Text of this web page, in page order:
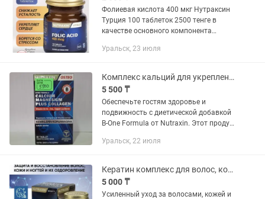
Фолиевая кислота 400 мкг Нутраксин
Турция 100 таблеток 2500 тенге в
качестве основного компонента
витамин группы B (витамин B9),
необходимых...
Уральск, 23 июля
Комплекс кальций для укрепления костей и зубов
5 500 ₸
Обеспечьте гостям здоровье и
подвижность с диетической добавкой
B-One Formula от Nutraxin. Этот продукт
поддерживать крепкое здоровье через
Уральск, 22 июля
Кератин комплекс для волос, кожи и ногтей Турция
5 000 ₸
Усиленный уход за волосами, кожей и